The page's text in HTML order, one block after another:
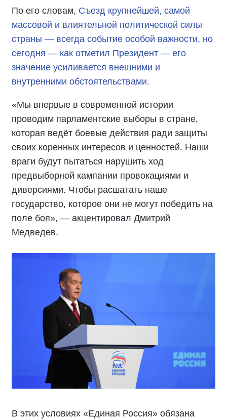
По его словам, Съезд крупнейшей, самой
массовой и влиятельной политической силы
страны — всегда событие особой важности, но
сегодня — как отметил Президент — его
значение усиливается внешними и
внутренними обстоятельствами.
«Мы впервые в современной истории
проводим парламентские выборы в стране,
которая ведёт боевые действия ради защиты
своих коренных интересов и ценностей. Наши
враги будут пытаться нарушить ход
предвыборной кампании провокациями и
диверсиями. Чтобы расшатать наше
государство, которое они не могут победить на
поле боя», — акцентировал Дмитрий
Медведев.
В этих условиях «Единая Россия» обязана